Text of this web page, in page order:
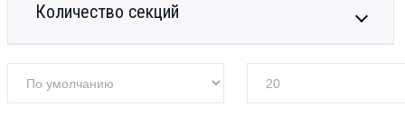
Количество секций